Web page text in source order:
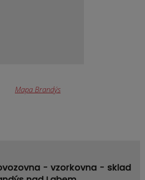
- vzorkovna - sklad